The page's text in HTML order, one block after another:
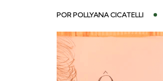
PORPOLLYANA CICATELLI